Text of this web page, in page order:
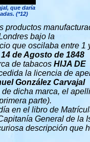
que daría
(*12)
productos
bajo la
que oscilaba entre 1
14 de Agosto de 1848
de tabacos HIJA DE
la licencia de
González Carvajal
dicha marca, el
parte).
en el libro de
General de la
descripción que